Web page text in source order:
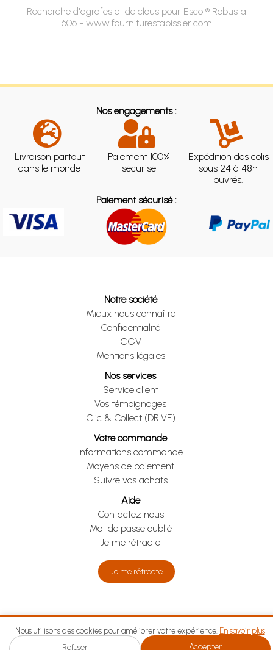
Recherche d'agrafes et de clous pour Esco ® Robusta
606 - www.fourniturestapissier.com
Nos engagements :
Livraison partout
dans le monde
Paiement 100%
sécurisé
Expédition des colis
sous 24 à 48h
ouvrés.
Paiement sécurisé :
Notre société
Mieux nous connaître
Confidentialité
CGV
Mentions légales
Nos services
Service client
Vos témoignages
Clic & Collect (DRIVE)
Votre commande
Informations commande
Moyens de paiement
Suivre vos achats
Aide
Contactez nous
Mot de passe oublié
Je me rétracte
Je me rétracte
Nous utilisons des cookies pour améliorer votre expérience. En savoir plus
Refuser Accepter